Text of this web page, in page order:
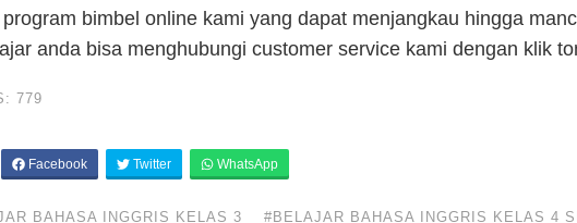
bimbel online kami yang dapat menjangkau hingga
anda bisa menghubungi customer service kami dengan klik
779
Facebook Twitter WhatsApp
BAHASA INGGRIS KELAS 3 #BELAJAR BAHASA INGGRIS KELAS 4